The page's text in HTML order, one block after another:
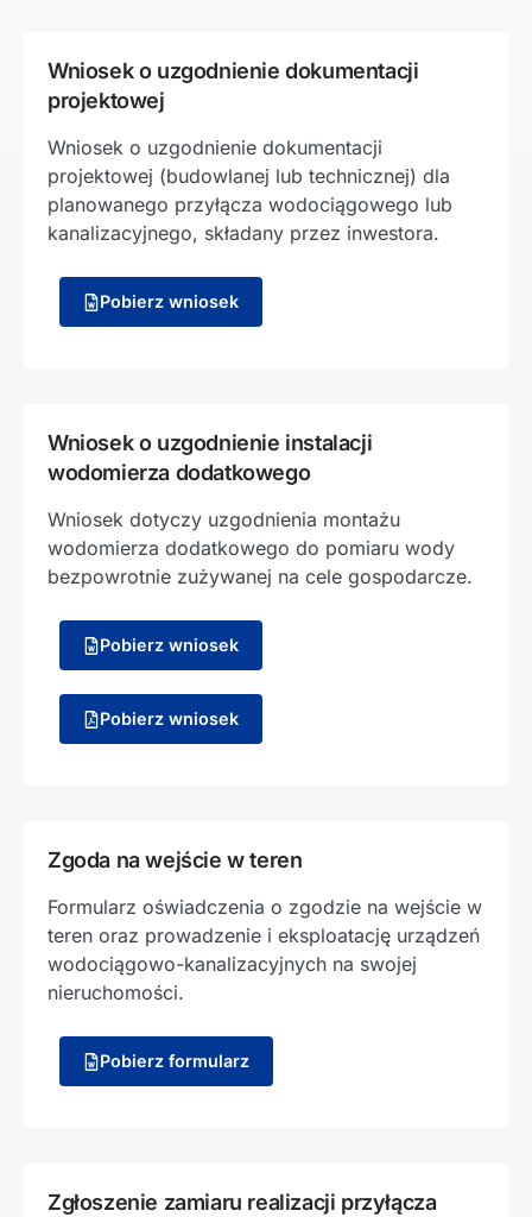
Wniosek o uzgodnienie dokumentacji
projektowej
Wniosek o uzgodnienie dokumentacji
projektowej (budowlanej lub technicznej) dla
planowanego przyłącza wodociągowego lub
kanalizacyjnego, składany przez inwestora.
Pobierz wniosek
Wniosek o uzgodnienie instalacji
wodomierza dodatkowego
Wniosek dotyczy uzgodnienia montażu
wodomierza dodatkowego do pomiaru wody
bezpowrotnie zużywanej na cele gospodarcze.
Pobierz wniosek
Pobierz wniosek
Zgoda na wejście w teren
Formularz oświadczenia o zgodzie na wejście w
teren oraz prowadzenie i eksploatację urządzeń
wodociągowo-kanalizacyjnych na swojej
nieruchomości.
Pobierz formularz
Zgłoszenie zamiaru realizacji przyłącza